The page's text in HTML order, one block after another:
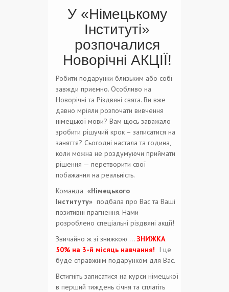
У «Німецькому
Інституті»
розпочалися
Новорічні АКЦІЇ!
Робити подарунки близьким або собі
завжди приємно. Особливо на
Новорічні та Різдвяні свята. Ви вже
давно мріяли розпочати вивчення
німецької мови? Вам щось заважало
зробити рішучий крок – записатися на
заняття? Сьогодні настала та година,
коли можна не роздумуючи приймати
рішення — перетворити свої
побажання на реальність.
Команда «Німецького
Інституту» подбала про Вас та Ваші
позитивні прагнення. Нами
розроблено спеціальні різдвяні акції!
Звичайно ж зі знижкою ... ЗНИЖКА
50% на 3-й місяць навчання! І це
буде справжнім подарунком для Вас.
Встигніть записатися на курси німецької
в перший тиждень січня та сплатіть